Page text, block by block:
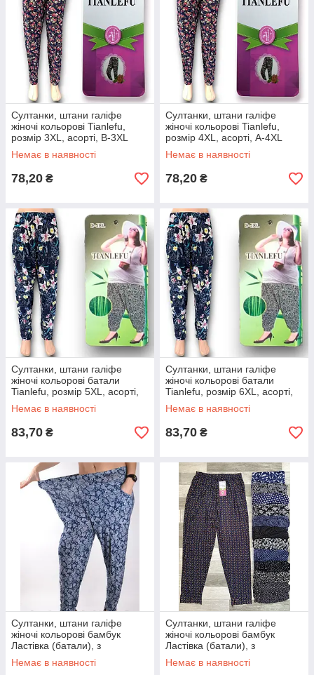
Султанки, штани галіфе
жіночі кольорові Tianlefu,
розмір 3XL, асорті, B-3XL
Немає в наявності
78,20 ₴
Султанки, штани галіфе
жіночі кольорові Tianlefu,
розмір 4XL, асорті, A-4XL
Немає в наявності
78,20 ₴
Султанки, штани галіфе
жіночі кольорові батали
Tianlefu, розмір 5XL, асорті,
A-5XL
Немає в наявності
83,70 ₴
Султанки, штани галіфе
жіночі кольорові батали
Tianlefu, розмір 6XL, асорті,
A-6XL
Немає в наявності
83,70 ₴
Султанки, штани галіфе
жіночі кольорові бамбук
Ластівка (батали), з
кишенями, розмір 50-56,
А401
Немає в наявності
Султанки, штани галіфе
жіночі кольорові бамбук
Ластівка (батали), з
кишенями, розмір 50-56,
А401-1
Немає в наявності